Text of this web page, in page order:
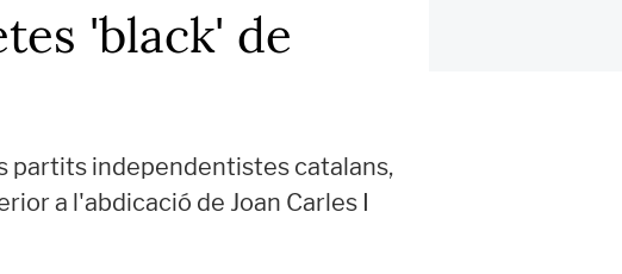
'black' de
partits independentistes catalans,
a l'abdicació de Joan Carles I